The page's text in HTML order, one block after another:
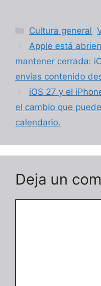
Categorías
Cultura general,
Apple está
mantener cerrada:
envías contenido
iOS 27 y el
el cambio que
calendario.
Deja un